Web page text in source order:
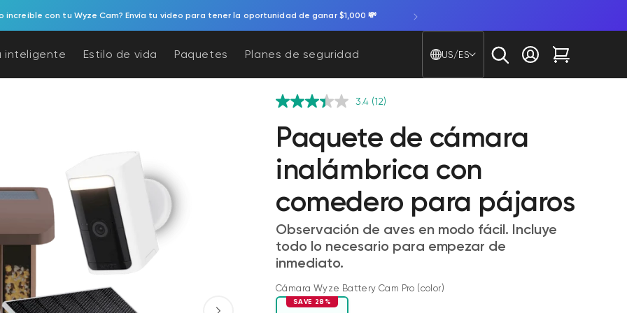
algo increíble con tu Wyze Cam? Envía tu video para tener la oportunidad de ganar $1,000 💸
inteligente Estilo de vida Paquetes Planes de seguridad
País/región - Idioma
US/ES
Iniciar sesión
Carrito
3.4 (12)
Paquete de cámara
inalámbrica con
comedero para pájaros
Observación de aves en modo fácil. Incluye
todo lo necesario para empezar de
inmediato.
Cámara Wyze Battery Cam Pro (color)
SAVE 28%